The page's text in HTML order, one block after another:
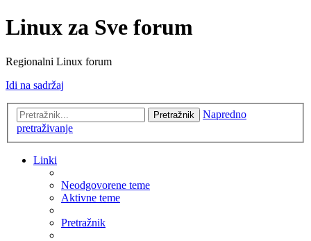
Linux za Sve forum
Regionalni Linux forum
Idi na sadržaj
Pretražnik
Napredno
pretraživanje
Linki
Neodgovorene teme
Aktivne teme
Pretražnik